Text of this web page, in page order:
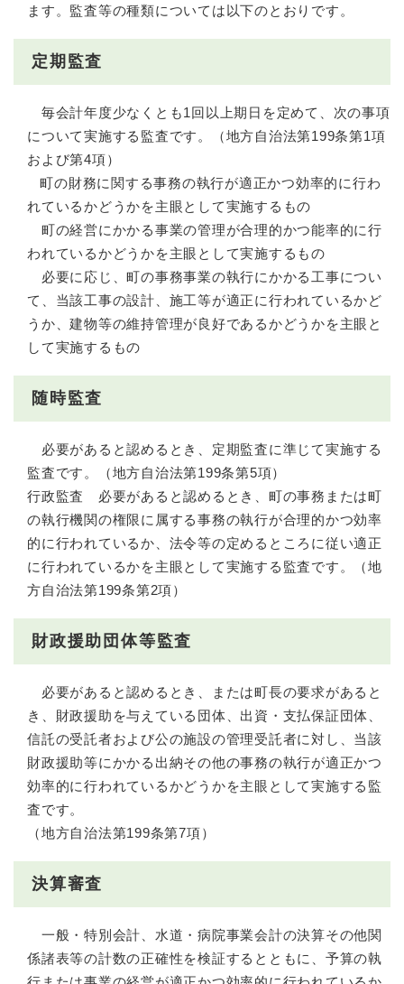
ます。監査等の種類については以下のとおりです。
定期監査
毎会計年度少なくとも1回以上期日を定めて、次の事項
について実施する監査です。（地方自治法第199条第1項
および第4項）
町の財務に関する事務の執行が適正かつ効率的に行わ
れているかどうかを主眼として実施するもの
町の経営にかかる事業の管理が合理的かつ能率的に行
われているかどうかを主眼として実施するもの
必要に応じ、町の事務事業の執行にかかる工事につい
て、当該工事の設計、施工等が適正に行われているかど
うか、建物等の維持管理が良好であるかどうかを主眼と
して実施するもの
随時監査
必要があると認めるとき、定期監査に準じて実施する
監査です。（地方自治法第199条第5項）
行政監査 必要があると認めるとき、町の事務または町
の執行機関の権限に属する事務の執行が合理的かつ効率
的に行われているか、法令等の定めるところに従い適正
に行われているかを主眼として実施する監査です。（地
方自治法第199条第2項）
財政援助団体等監査
必要があると認めるとき、または町長の要求があると
き、財政援助を与えている団体、出資・支払保証団体、
信託の受託者および公の施設の管理受託者に対し、当該
財政援助等にかかる出納その他の事務の執行が適正かつ
効率的に行われているかどうかを主眼として実施する監
査です。
（地方自治法第199条第7項）
決算審査
一般・特別会計、水道・病院事業会計の決算その他関
係諸表等の計数の正確性を検証するとともに、予算の執